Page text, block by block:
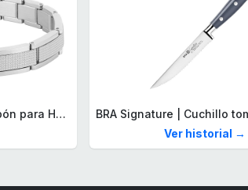
Lacoste Brazalete de eslabón para Hombre Colección STENCIL de Acero inoxidable
Ver historial →